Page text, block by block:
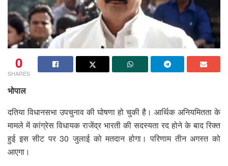
0
SHARES
भोपाल
दतिया विधानसभा उपचुनाव की घोषणा हो चुकी है। आर्थिक अनियमितता के
मामले में कांग्रेस विधायक राजेंद्र भारती की सदस्यता रद होने के बाद रिक्त
हुई इस सीट पर 30 जुलाई को मतदान होगा। परिणाम तीन अगस्त को
आएगा।